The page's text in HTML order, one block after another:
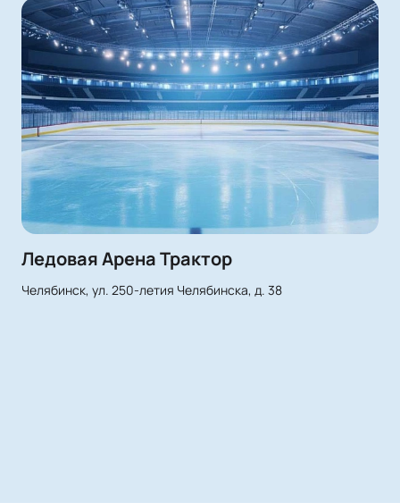
Ледовая Арена Трактор
Челябинск, ул. 250-летия Челябинска, д. 38